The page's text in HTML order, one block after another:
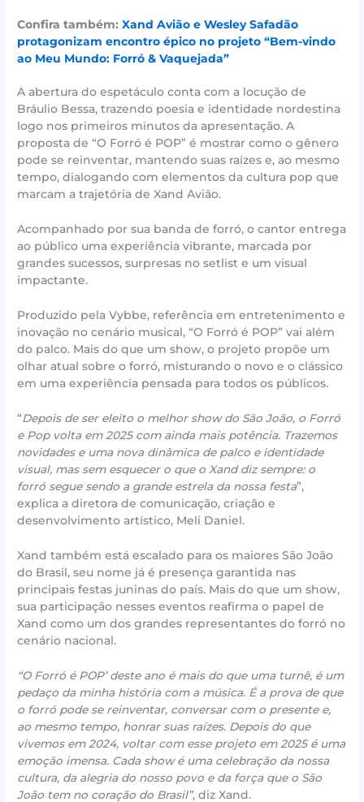
Confira também:Xand Avião e Wesley Safadão
protagonizam encontro épico no projeto “Bem-vindo
ao Meu Mundo: Forró & Vaquejada”
A abertura do espetáculo conta com a locução de
Bráulio Bessa, trazendo poesia e identidade nordestina
logo nos primeiros minutos da apresentação. A
proposta de “O Forró é POP” é mostrar como o gênero
pode se reinventar, mantendo suas raízes e, ao mesmo
tempo, dialogando com elementos da cultura pop que
marcam a trajetória de Xand Avião.
Acompanhado por sua banda de forró, o cantor entrega
ao público uma experiência vibrante, marcada por
grandes sucessos, surpresas no setlist e um visual
impactante.
Produzido pela Vybbe, referência em entretenimento e
inovação no cenário musical, “O Forró é POP” vai além
do palco. Mais do que um show, o projeto propõe um
olhar atual sobre o forró, misturando o novo e o clássico
em uma experiência pensada para todos os públicos.
“Depois de ser eleito o melhor show do São João, o Forró
e Pop volta em 2025 com ainda mais potência. Trazemos
novidades e uma nova dinâmica de palco e identidade
visual, mas sem esquecer o que o Xand diz sempre: o
forró segue sendo a grande estrela da nossa festa”,
explica a diretora de comunicação, criação e
desenvolvimento artístico, Meli Daniel.
Xand também está escalado para os maiores São João
do Brasil, seu nome já é presença garantida nas
principais festas juninas do país. Mais do que um show,
sua participação nesses eventos reafirma o papel de
Xand como um dos grandes representantes do forró no
cenário nacional.
“O Forró é POP’ deste ano é mais do que uma turnê, é um
pedaço da minha história com a música. É a prova de que
o forró pode se reinventar, conversar com o presente e,
ao mesmo tempo, honrar suas raízes. Depois do que
vivemos em 2024, voltar com esse projeto em 2025 é uma
emoção imensa. Cada show é uma celebração da nossa
cultura, da alegria do nosso povo e da força que o São
João tem no coração do Brasil”, diz Xand.